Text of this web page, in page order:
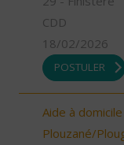
CDD
18/02/2026
POSTULER
Aide à
Plouzané/